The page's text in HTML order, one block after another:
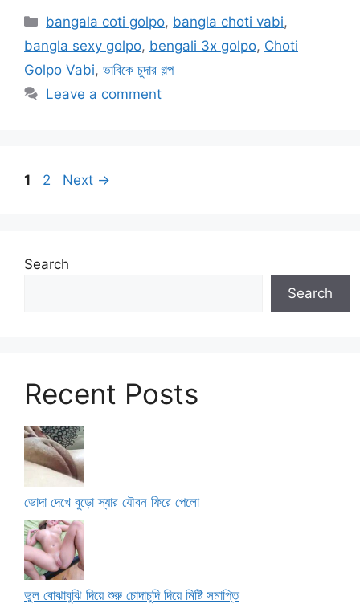
Categories
bangala coti golpo, bangla choti vabi,
bangla sexy golpo, bengali 3x golpo, Choti
Golpo Vabi, ভাবিকে চুদার গল্প
Leave a comment
Page
1 Page
2 Next →
Search
Search
Recent Posts
ভোদা দেখে বুড়ো স্যার যৌবন ফিরে পেলো
ভুল বোঝাবুঝি দিয়ে শুরু চোদাচুদি দিয়ে মিষ্টি সমাপ্তি